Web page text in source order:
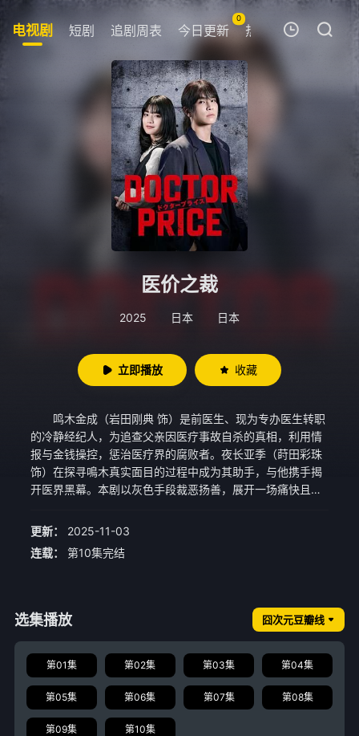
电视剧 短剧 追剧周表 今日更新
0
热榜 APP下载
我的观影记录
暂无观看影片的记录
医价之裁
2025 日本 日本
立即播放 收藏
鸣木金成（岩田刚典 饰）是前医生、现为专办医生转职
的冷静经纪人，为追查父亲因医疗事故自杀的真相，利用情
报与金钱操控，惩治医疗界的腐败者。夜长亚季（莳田彩珠
饰）在探寻鳴木真实面目的过程中成为其助手，与他携手揭
开医界黑幕。本剧以灰色手段裁恶扬善，展开一场痛快且颠
更新：
2025-11-03
连载：
第10集完结
选集播放 囧次元豆瓣线
第01集 第02集 第03集 第04集
第05集 第06集 第07集 第08集
第09集 第10集